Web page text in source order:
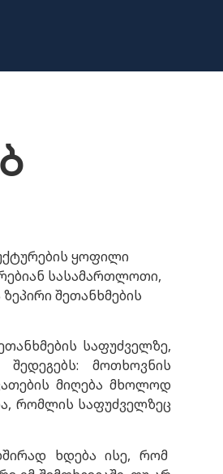
ყოფილი
სასამართლოთი,
შეთანხმების
საფუძველზე,
მოთხოვნის
მიღება მხოლოდ
რომლის საფუძველზეც
ხდება ისე, რომ